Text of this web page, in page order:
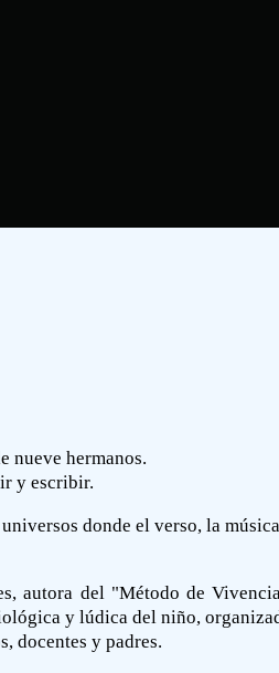
nueve hermanos.
y escribir.
donde el verso, la
autora del "Método de
y lúdica del niño,
docentes y padres.